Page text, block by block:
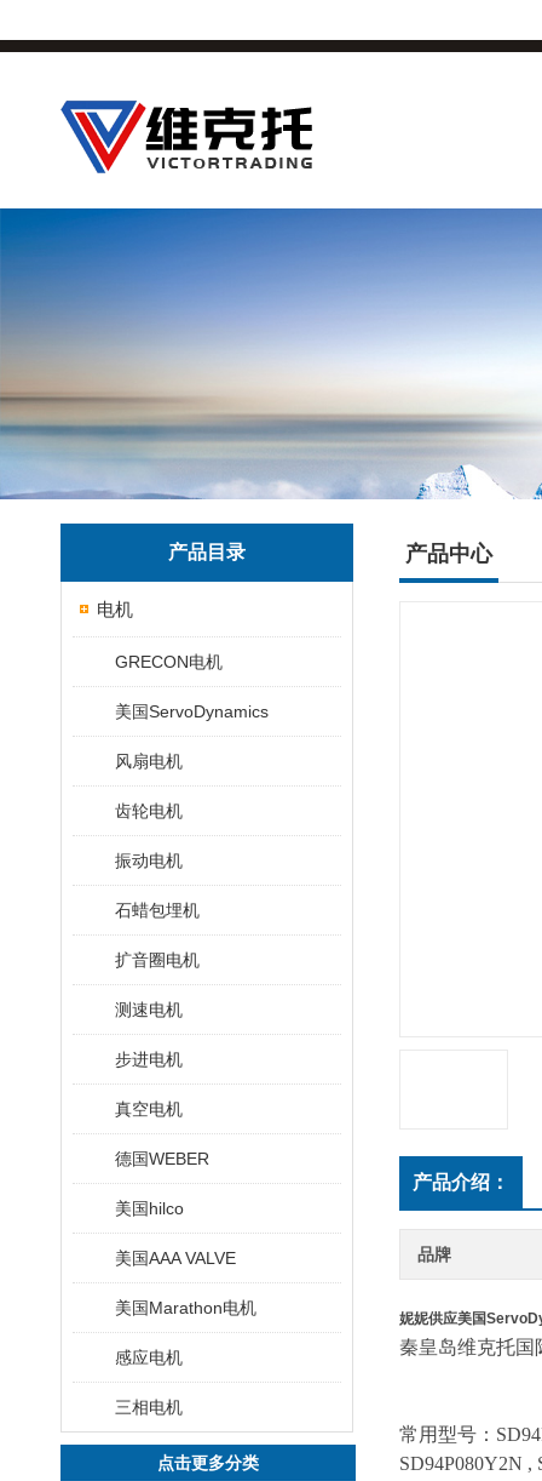
产品目录
电机
GRECON电机
美国ServoDynamics
风扇电机
齿轮电机
振动电机
石蜡包埋机
扩音圈电机
测速电机
步进电机
真空电机
德国WEBER
美国hilco
美国AAA VALVE
美国Marathon电机
感应电机
三相电机
点击更多分类
产品中心
产品介绍：
品牌
妮妮供应美国
秦皇岛维克托国
常用型号：
SD94P080Y2N ,